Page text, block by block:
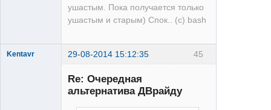
ушастым. Пока получается только
ушастым и старым) Спок.. (с) bash
45
Kentavr 29-08-2014 15:12:35
Re: Очередная
альтернатива ДВрайду